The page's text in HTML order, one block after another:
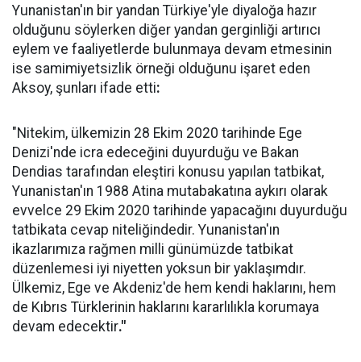
Yunanistan'ın bir yandan Türkiye'yle diyaloğa hazır
olduğunu söylerken diğer yandan gerginliği artırıcı
eylem ve faaliyetlerde bulunmaya devam etmesinin
ise samimiyetsizlik örneği olduğunu işaret eden
Aksoy, şunları ifade etti:
"Nitekim, ülkemizin 28 Ekim 2020 tarihinde Ege
Denizi'nde icra edeceğini duyurduğu ve Bakan
Dendias tarafından eleştiri konusu yapılan tatbikat,
Yunanistan'ın 1988 Atina mutabakatına aykırı olarak
evvelce 29 Ekim 2020 tarihinde yapacağını duyurduğu
tatbikata cevap niteliğindedir. Yunanistan'ın
ikazlarımıza rağmen milli günümüzde tatbikat
düzenlemesi iyi niyetten yoksun bir yaklaşımdır.
Ülkemiz, Ege ve Akdeniz'de hem kendi haklarını, hem
de Kıbrıs Türklerinin haklarını kararlılıkla korumaya
devam edecektir."